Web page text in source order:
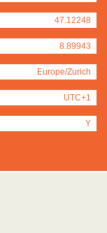
47.12248
8.89943
Europe/Zurich
UTC+1
Y